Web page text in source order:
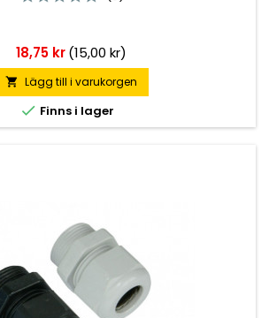
Pris
18,75 kr (15,00 kr)
 Lägg till i varukorgen
 Finns i lager